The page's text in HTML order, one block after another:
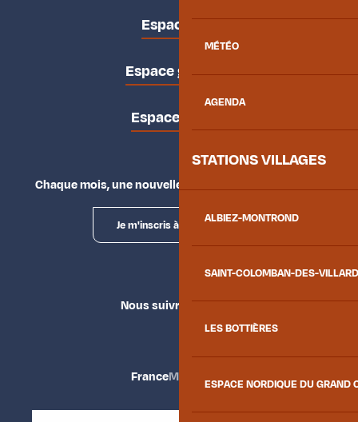
MÉTÉO
AGENDA
STATIONS VILLAGES
ALBIEZ-MONTROND
SAINT-COLOMBAN-DES-
LES BOTTIÈRES
ESPACE NORDIQUE DU GRAND
Espace pro
Espace groupes
Espace presse
Chaque mois, une nouvelle façon d'explorer la vallée.
Je m'inscris à la newsletter
Nous suivre
FranceMaurienne